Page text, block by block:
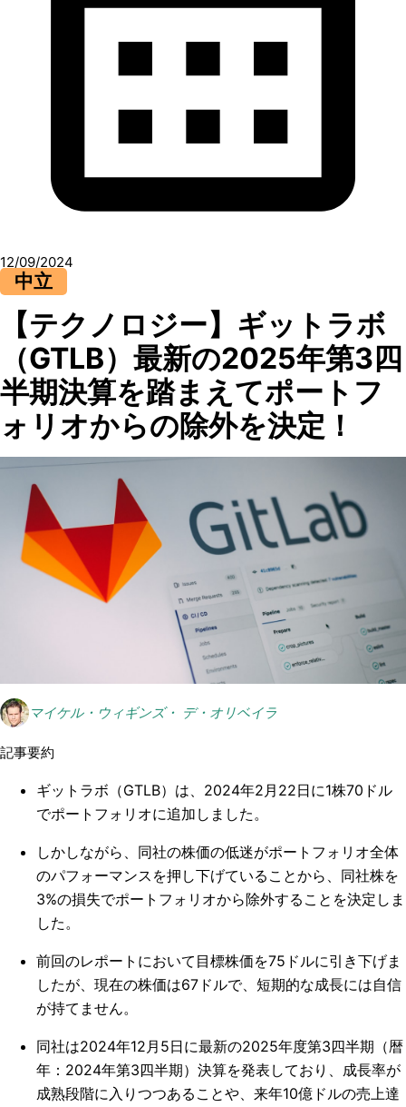
12/09/2024
中立
【テクノロジー】ギットラボ
（GTLB）最新の2025年第3四
半期決算を踏まえてポートフ
ォリオからの除外を決定！
マイケル・ウィギンズ・ デ・オリベイラ
記事要約
ギットラボ（GTLB）は、2024年2月22日に1株70ドル
でポートフォリオに追加しました。
しかしながら、同社の株価の低迷がポートフォリオ全体
のパフォーマンスを押し下げていることから、同社株を
3%の損失でポートフォリオから除外することを決定しま
した。
前回のレポートにおいて目標株価を75ドルに引き下げま
したが、現在の株価は67ドルで、短期的な成長には自信
が持てません。
同社は2024年12月5日に最新の2025年度第3四半期（暦
年：2024年第3四半期）決算を発表しており、成長率が
成熟段階に入りつつあることや、来年10億ドルの売上達